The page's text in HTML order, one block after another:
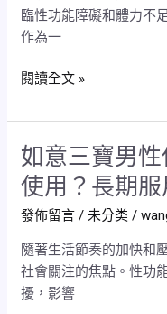
見
效
臨性功能障礙和體力不
作為一
適
合
些
性
群
體
使
用？
閱讀全文 »
如意三寶男
使用？長期
發佈留言 / 未分类 /
隨著生活節奏的加快和
社會關注的焦點。性功
擾，影響
如
意
三
寶
男
性
保
健